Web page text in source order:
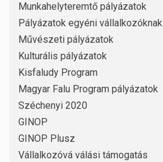
Munkahelyteremtő pályázatok
Pályázatok egyéni vállalkozóknak
Művészeti pályázatok
Kulturális pályázatok
Kisfaludy Program
Magyar Falu Program pályázatok
Széchenyi 2020
GINOP
GINOP Plusz
Vállalkozóvá válási támogatás